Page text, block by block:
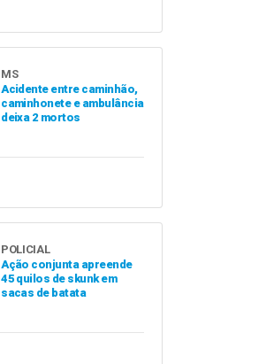
MS
Acidente entre caminhão,
caminhonete e ambulância
deixa 2 mortos
POLICIAL
Ação conjunta apreende
45 quilos de skunk em
sacas de batata